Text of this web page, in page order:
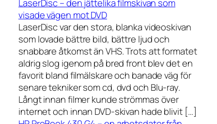
LaserDisc – den jättelika filmskivan som
visade vägen mot DVD
LaserDisc var den stora, blanka videoskivan
som lovade bättre bild, bättre ljud och
snabbare åtkomst än VHS. Trots att formatet
aldrig slog igenom på bred front blev det en
favorit bland filmälskare och banade väg för
senare tekniker som cd, dvd och Blu-ray.
Långt innan filmer kunde strömmas över
internet och innan DVD-skivan hade blivit […]